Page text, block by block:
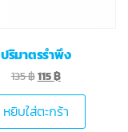
ปริมาตรรำพึง
135฿115฿
หยิบใส่ตะกร้า